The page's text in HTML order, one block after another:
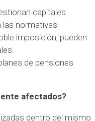
capitales
las normativas
imposición, pueden
de pensiones
afectados?
dentro del mismo